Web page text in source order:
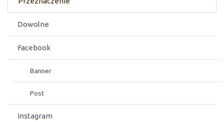
Dowolne
Facebook
Banner
Post
Instagram